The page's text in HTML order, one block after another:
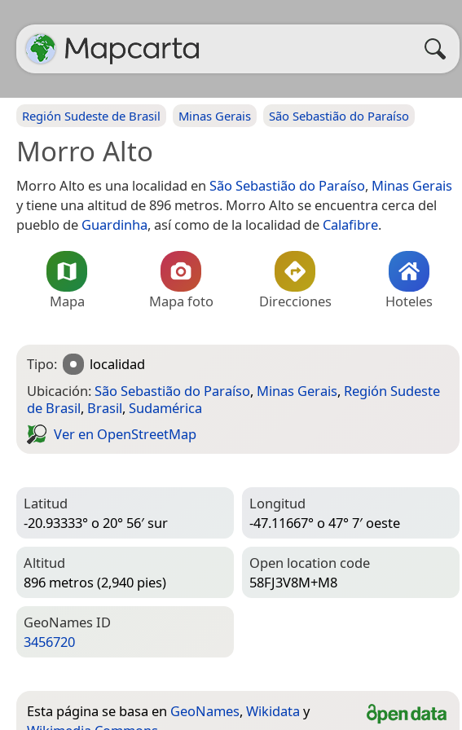
Región Sudeste de Brasil Minas Gerais São Sebastião do Paraíso
Morro Alto
Morro Alto es una localidad en São Sebastião do Paraíso, Minas Gerais
y tiene una altitud de 896 metros. Morro Alto se encuentra cerca del
pueblo de Guardinha, así como de la localidad de Calafibre.
Mapa Mapa foto Direcciones Hoteles
Tipo:
localidad
Ubicación:São Sebastião do Paraíso, Minas Gerais, Región Sudeste
de Brasil, Brasil, Sudamérica
Ver en Open­Street­Map
Latitud
-20.93333° o 20° 56′ sur
Longitud
-47.11667° o 47° 7′ oeste
Altitud
896 metros (2,940 pies)
Open location code
58FJ3V8M+M8
Geo­Names ID
3456720
Esta página se basa en GeoNames, Wikidata y